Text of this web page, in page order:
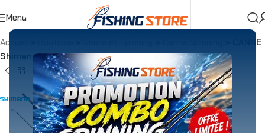
Menu
Accueil
CANNE
Shimano FX XT Spinning 2,70m